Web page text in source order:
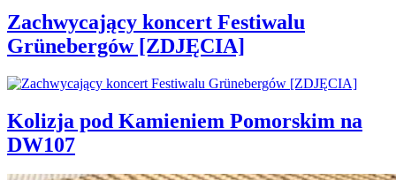
Zachwycający koncert Festiwalu
Grünebergów [ZDJĘCIA]
Kolizja pod Kamieniem Pomorskim na
DW107